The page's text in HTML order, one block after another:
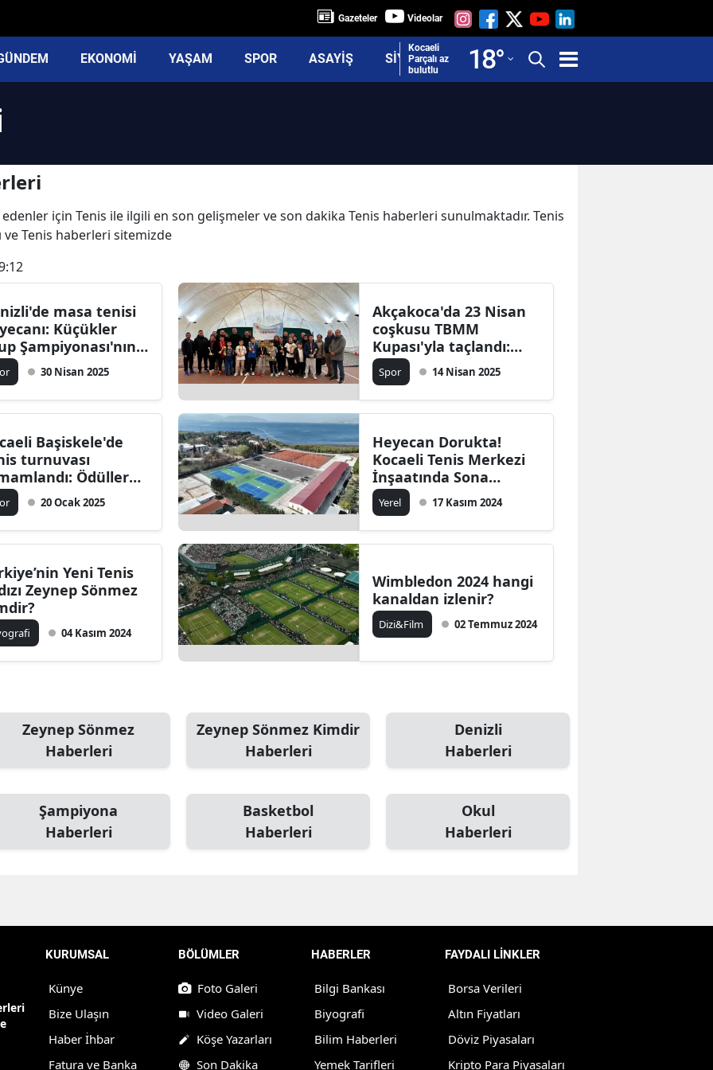
Gazeteler Videolar
EKONOMİ YAŞAM SPOR ASAYİŞ SİYASET
Kocaeli
Parçalı az
bulutlu
18°
Adana
Adıyaman
Ankara
Aydın
Balıkesir
Bilecik
Bitlis
Bolu
Burdur
Çankırı
Çorum
Edirne
Erzincan
Erzurum
Giresun
Gümüşhane
Hakkari
Isparta
için Tenis ile ilgili en son gelişmeler ve son dakika Tenis haberleri sunulmaktadır. Tenis
Tenis haberleri sitemizde
masa tenisi
Küçükler
Şampiyonası'nın
açıklandı
30 Nisan 2025
Akçakoca'da 23 Nisan
coşkusu TBMM
Kupası'yla taçlandı:
İşte şampiyonlar
Spor 14 Nisan 2025
Başiskele'de
turnuvası
Ödüller
buldu
20 Ocak 2025
Heyecan Dorukta!
Kocaeli Tenis Merkezi
İnşaatında Sona
Yaklaşıldı
Yerel 17 Kasım 2024
Yeni Tenis
Zeynep Sönmez
04 Kasım 2024
Wimbledon 2024 hangi
kanaldan izlenir?
Dizi&Film 02 Temmuz 2024
Zeynep Sönmez
Haberleri
Zeynep Sönmez Kimdir
Haberleri
Denizli
Haberleri
Şampiyona
Haberleri
Basketbol
Haberleri
Okul
Haberleri
KURUMSAL
Künye
Bize Ulaşın
Haber İhbar
Fatura ve Banka
BÖLÜMLER
Foto Galeri
Video Galeri
Köşe Yazarları
Son Dakika
HABERLER
Bilgi Bankası
Biyografi
Bilim Haberleri
Yemek Tarifleri
FAYDALI LİNKLER
Borsa Verileri
Altın Fiyatları
Döviz Piyasaları
Kripto Para Piyasaları